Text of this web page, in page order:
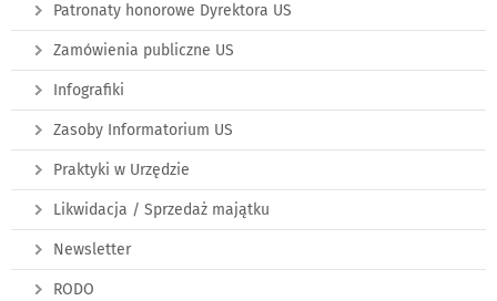
Patronaty honorowe Dyrektora US
Zamówienia publiczne US
Infografiki
Zasoby Informatorium US
Praktyki w Urzędzie
Likwidacja / Sprzedaż majątku
Newsletter
RODO